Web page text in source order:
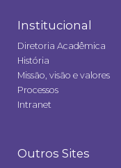
Institucional
Diretoria Acadêmica
História
Missão, visão e valores
Processos
Intranet
Outros Sites